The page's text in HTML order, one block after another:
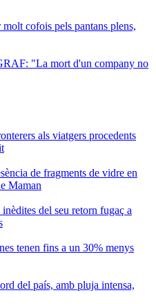
cofois pels pantans plens,
"La mort d'un company no
als viatgers procedents
de fragments de vidre en
Maman
del seu retorn fugaç a
tenen fins a un 30% menys
del país, amb pluja intensa,